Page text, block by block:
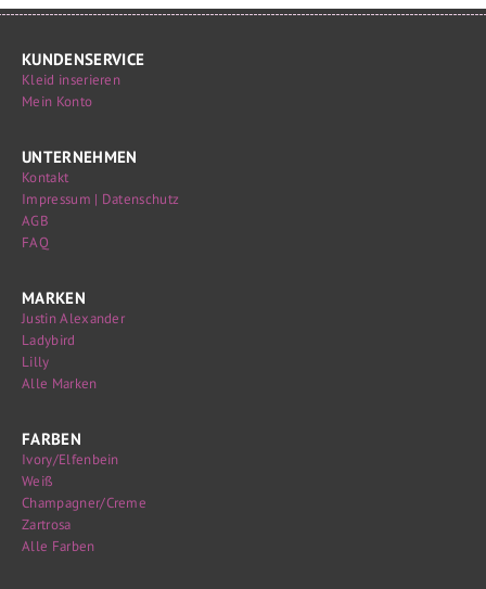
KUNDENSERVICE
Kleid inserieren
Mein Konto
UNTERNEHMEN
Kontakt
Impressum | Datenschutz
AGB
FAQ
MARKEN
Justin Alexander
Ladybird
Lilly
Alle Marken
FARBEN
Ivory/Elfenbein
Weiß
Champagner/Creme
Zartrosa
Alle Farben